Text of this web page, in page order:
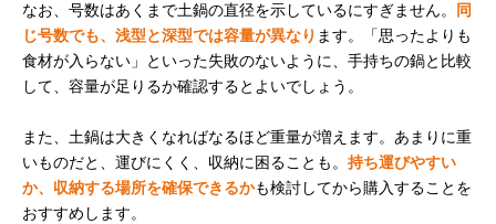
なお、号数はあくまで土鍋の直径を示しているにすぎません。
同
じ号数でも、浅型と深型では容量が異なり ます。「思ったよりも
食材が入らない」といった失敗のないように、手持ちの鍋と比較
して、容量が足りるか確認するとよいでしょう。
また、土鍋は大きくなればなるほど重量が増えます。あまりに重
いものだと、運びにくく、収納に困ることも。 持ち運びやすい
か、収納する場所を確保できるかも検討してから購入することを
おすすめします。